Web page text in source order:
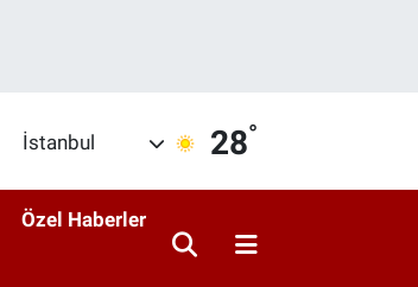
İstanbul 28°
Özel Haberler